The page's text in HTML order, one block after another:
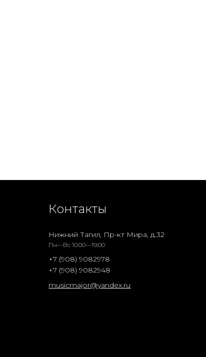
Контакты
Нижний Тагил, Пр-кт Мира, д.32
Пн—Вс 10:00—19:00
+7 (908) 9082978
+7 (908) 9082948
musicmajor@yandex.ru